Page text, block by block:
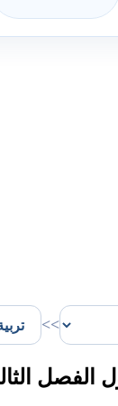
>>
الفصل